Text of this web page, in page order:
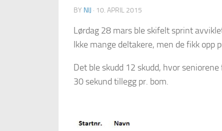
BY NIJ · 10. APRIL 2015
Lørdag 28 mars ble skifelt sprint
Ikke mange deltakere, men de fikk opp
Det ble skudd 12 skudd, hvor
30 sekund tillegg pr. bom.